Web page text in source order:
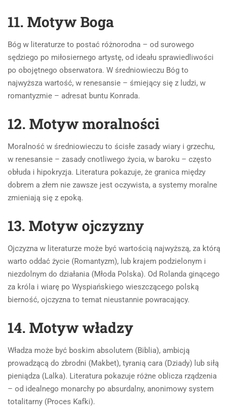
11. Motyw Boga
Bóg w literaturze to postać różnorodna – od surowego
sędziego po miłosiernego artystę, od ideału sprawiedliwości
po obojętnego obserwatora. W średniowieczu Bóg to
najwyższa wartość, w renesansie – śmiejący się z ludzi, w
romantyzmie – adresat buntu Konrada.
12. Motyw moralności
Moralność w średniowieczu to ścisłe zasady wiary i grzechu,
w renesansie – zasady cnotliwego życia, w baroku – często
obłuda i hipokryzja. Literatura pokazuje, że granica między
dobrem a złem nie zawsze jest oczywista, a systemy moralne
zmieniają się z epoką.
13. Motyw ojczyzny
Ojczyzna w literaturze może być wartością najwyższą, za którą
warto oddać życie (Romantyzm), lub krajem podzielonym i
niezdolnym do działania (Młoda Polska). Od Rolanda ginącego
za króla i wiarę po Wyspiańskiego wieszczącego polską
bierność, ojczyzna to temat nieustannie powracający.
14. Motyw władzy
Władza może być boskim absolutem (Biblia), ambicją
prowadzącą do zbrodni (Makbet), tyranią cara (Dziady) lub siłą
pieniądza (Lalka). Literatura pokazuje różne oblicza rządzenia
– od idealnego monarchy po absurdalny, anonimowy system
totalitarny (Proces Kafki).